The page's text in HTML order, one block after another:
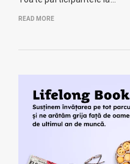
READ MORE